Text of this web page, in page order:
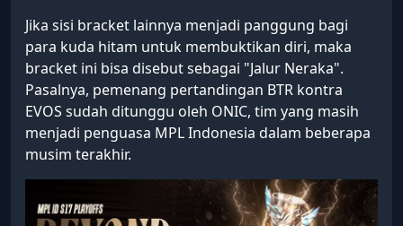
Jika sisi bracket lainnya menjadi panggung bagi
para kuda hitam untuk membuktikan diri, maka
bracket ini bisa disebut sebagai "Jalur Neraka".
Pasalnya, pemenang pertandingan BTR kontra
EVOS sudah ditunggu oleh ONIC, tim yang masih
menjadi penguasa MPL Indonesia dalam beberapa
musim terakhir.